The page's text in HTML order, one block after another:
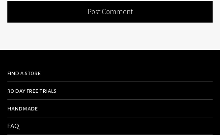
find a store
30 day free trials
handmade
FAQ